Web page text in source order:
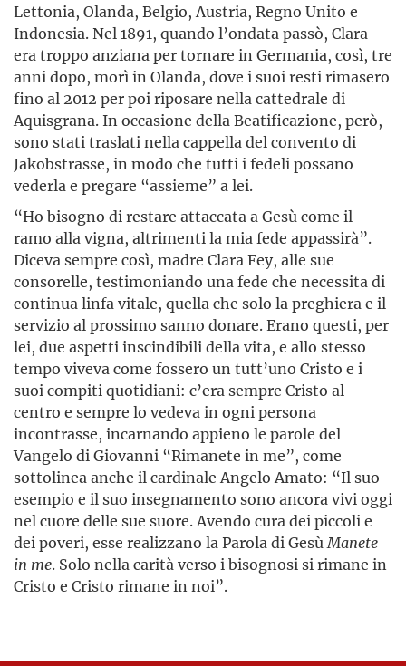
Lettonia, Olanda, Belgio, Austria, Regno Unito e
Indonesia. Nel 1891, quando l’ondata passò, Clara
era troppo anziana per tornare in Germania, così, tre
anni dopo, morì in Olanda, dove i suoi resti rimasero
fino al 2012 per poi riposare nella cattedrale di
Aquisgrana. In occasione della Beatificazione, però,
sono stati traslati nella cappella del convento di
Jakobstrasse, in modo che tutti i fedeli possano
vederla e pregare “assieme” a lei.
“Ho bisogno di restare attaccata a Gesù come il
ramo alla vigna, altrimenti la mia fede appassirà”.
Diceva sempre così, madre Clara Fey, alle sue
consorelle, testimoniando una fede che necessita di
continua linfa vitale, quella che solo la preghiera e il
servizio al prossimo sanno donare. Erano questi, per
lei, due aspetti inscindibili della vita, e allo stesso
tempo viveva come fossero un tutt’uno Cristo e i
suoi compiti quotidiani: c’era sempre Cristo al
centro e sempre lo vedeva in ogni persona
incontrasse, incarnando appieno le parole del
Vangelo di Giovanni “Rimanete in me”, come
sottolinea anche il cardinale Angelo Amato: “Il suo
esempio e il suo insegnamento sono ancora vivi oggi
nel cuore delle sue suore. Avendo cura dei piccoli e
dei poveri, esse realizzano la Parola di Gesù Manete
in me. Solo nella carità verso i bisognosi si rimane in
Cristo e Cristo rimane in noi”.